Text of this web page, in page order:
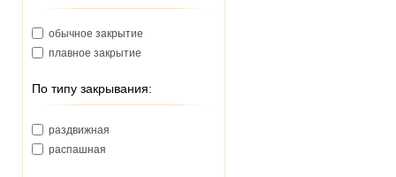
245
250
обычное закрытие
плавное закрытие
По типу закрывания:
раздвижная
распашная